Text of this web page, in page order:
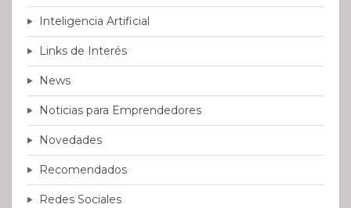
Inteligencia Artificial
Links de Interés
News
Noticias para Emprendedores
Novedades
Recomendados
Redes Sociales